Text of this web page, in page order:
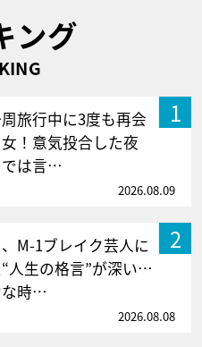
ング
1
旅行中に3度も再会
！意気投合した夜
は言…
2026.08.09
2
M-1ブレイク芸人に
人生の格言”が深い…
な時…
2026.08.08